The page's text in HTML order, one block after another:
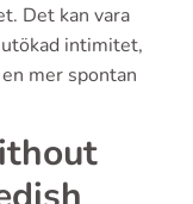
Det kan vara
intimitet,
mer spontan